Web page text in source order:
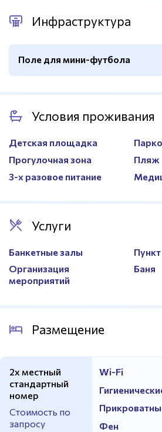
Инфраструктура
Поле для мини-футбола
Покрытие
Искусственный газон
Условия проживания
Детская площадка
Прогулочная зона
Пляж
3-х разовое питание
Услуги
Банкетные залы
Организация
мероприятий
Баня
Размещение
2х местный
стандартный
номер
Стоимость по
запросу
Wi-Fi
Фен